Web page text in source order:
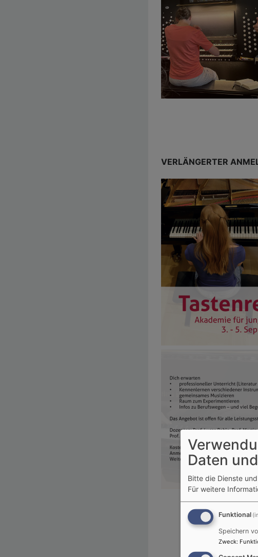
VERLÄNGERTER
Daten
Bitte die Dienste
Für weitere
Funktional
Speichern
Zweck: